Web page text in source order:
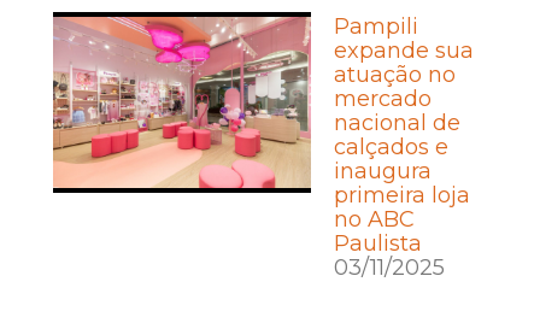
Pampili
expande sua
atuação no
mercado
nacional de
calçados e
inaugura
primeira loja
no ABC
Paulista
03/11/2025